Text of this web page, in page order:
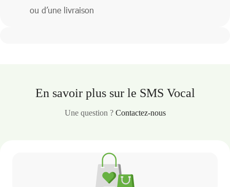
ou d’une livraison
En savoir plus sur le SMS Vocal
Une question ? Contactez-nous